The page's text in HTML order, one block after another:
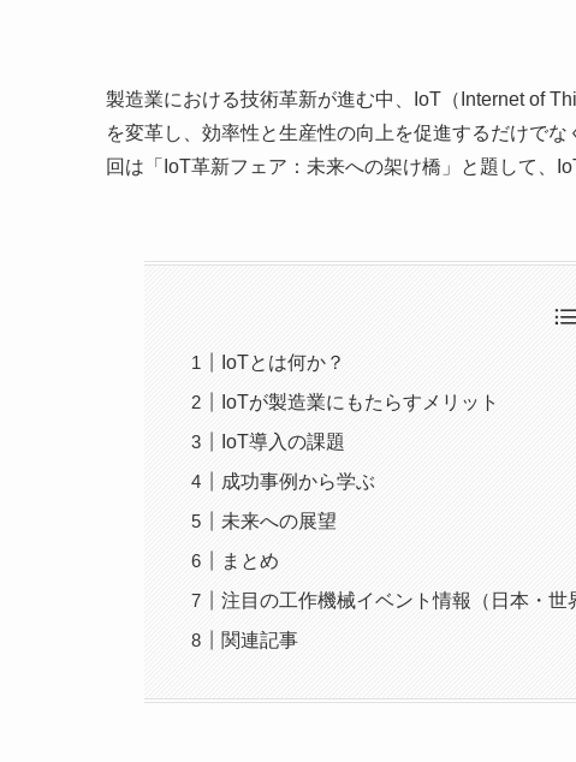
製造業における技術革新が進む中、IoT（Internet of
を変革し、効率性と生産性の向上を促進するだけで
回は「IoT革新フェア：未来への架け橋」と題して、
IoTとは何か？
IoTが製造業にもたらすメリット
IoT導入の課題
成功事例から学ぶ
未来への展望
まとめ
注目の工作機械イベント情報（日本・世
関連記事